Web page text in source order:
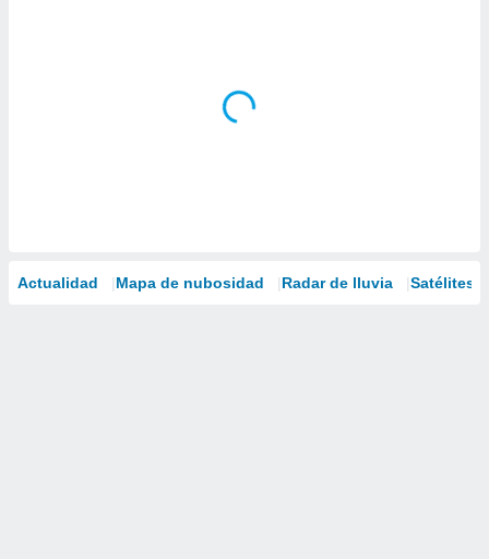
Actualidad Mapa de nubosidad Radar de lluvia Satélites